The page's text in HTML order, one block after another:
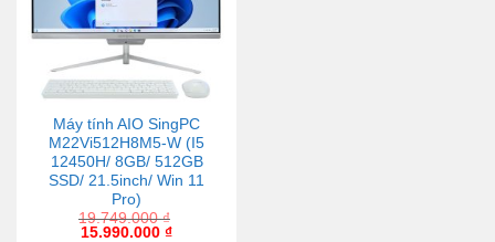
Máy tính AIO SingPC
M22Vi512H8M5-W (I5
12450H/ 8GB/ 512GB
SSD/ 21.5inch/ Win 11
Pro)
19.749.000₫
15.990.000 ₫